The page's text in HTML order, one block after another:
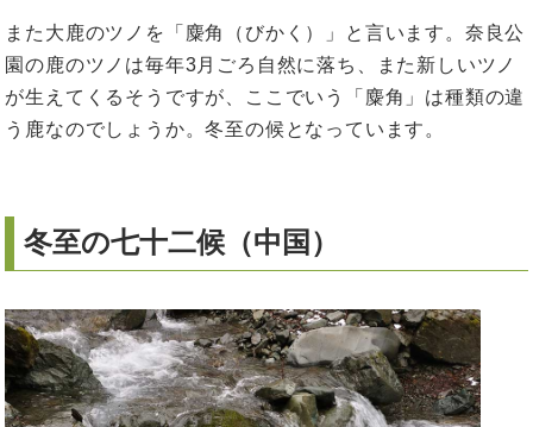
また大鹿のツノを「麋角（びかく）」と言います。奈良公
園の鹿のツノは毎年3月ごろ自然に落ち、また新しいツノ
が生えてくるそうですが、ここでいう「麋角」は種類の違
う鹿なのでしょうか。冬至の候となっています。
冬至の七十二候（中国）